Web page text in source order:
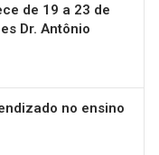
de 19 a 23 de
Dr. Antônio
no ensino